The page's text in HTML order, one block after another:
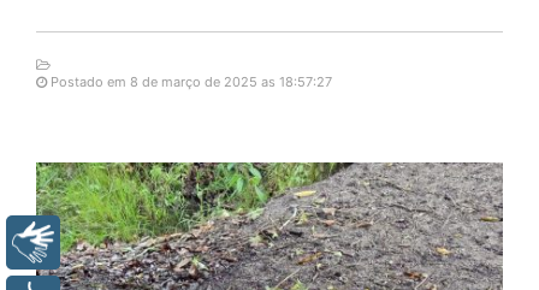
Postado em 8 de março de 2025 as 18:57:27
Libras